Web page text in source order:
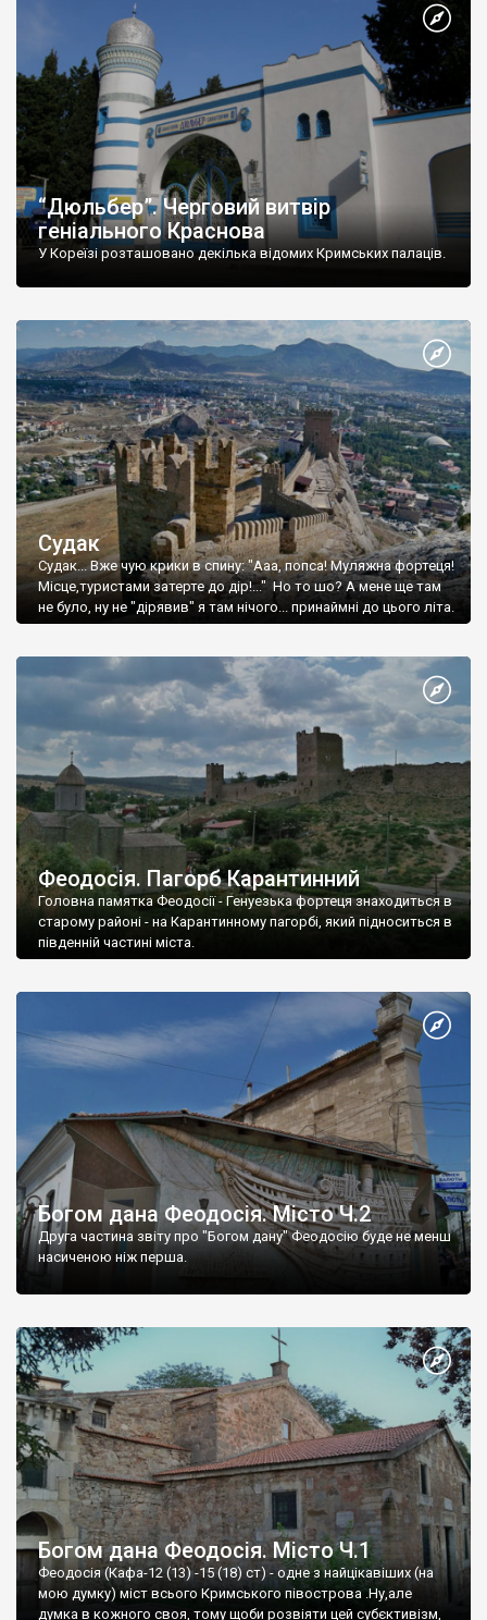
“Дюльбер”. Черговий витвір
геніального Краснова
У Кореїзі розташовано декілька відомих Кримських палаців.
Судак
Судак... Вже чую крики в спину: "Ааа, попса! Муляжна фортеця!
Місце,туристами затерте до дір!..." Но то шо? А мене ще там
не було, ну не "дірявив" я там нічого... принаймні до цього літа.
Феодосія. Пагорб Карантинний
Головна памятка Феодосії - Генуезька фортеця знаходиться в
старому районі - на Карантинному пагорбі, який підноситься в
південній частині міста.
Богом дана Феодосія. Місто Ч.2
Друга частина звіту про "Богом дану" Феодосію буде не менш
насиченою ніж перша.
Богом дана Феодосія. Місто Ч.1
Феодосія (Кафа-12 (13) -15 (18) ст) - одне з найцікавіших (на
мою думку) міст всього Кримського півострова .Ну,але
думка в кожного своя, тому щоби розвіяти цей субєктивізм,